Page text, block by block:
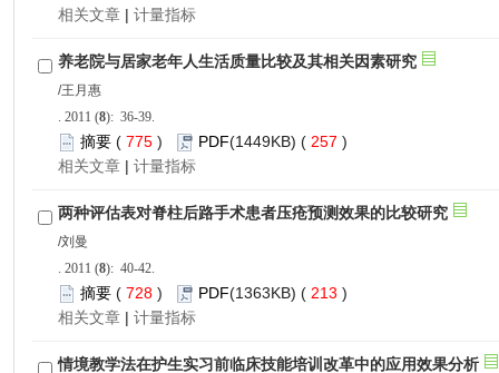
|
): 36-39.
775 ) 257 )
|
): 40-42.
728 ) 213 )
|